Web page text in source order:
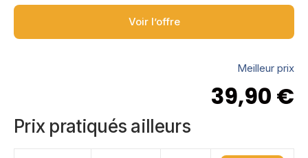
Voir l’offre
Meilleur prix
39,90 €
Prix pratiqués ailleurs